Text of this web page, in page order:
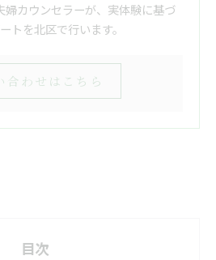
婦カウンセラーが、実体験に基づ
トを北区で行います。
合わせはこちら
目次